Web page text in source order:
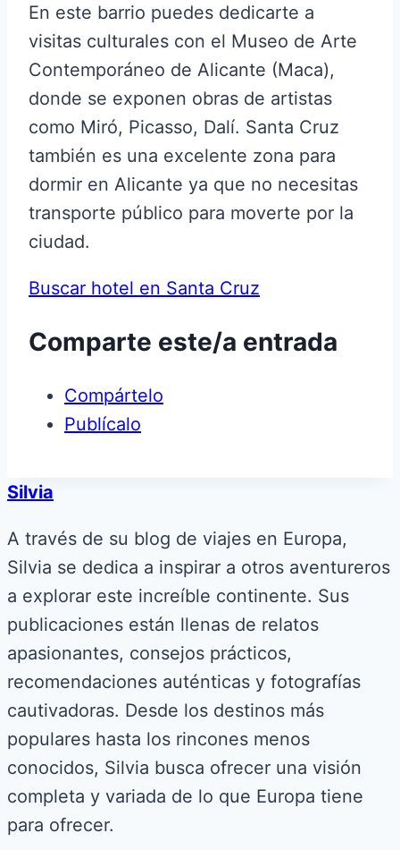
En este barrio puedes dedicarte a
visitas culturales con el Museo de Arte
Contemporáneo de Alicante (Maca),
donde se exponen obras de artistas
como Miró, Picasso, Dalí. Santa Cruz
también es una excelente zona para
dormir en Alicante ya que no necesitas
transporte público para moverte por la
ciudad.
Buscar hotel en Santa Cruz
Comparte este/a entrada
Compártelo
Publícalo
Silvia
A través de su blog de viajes en Europa,
Silvia se dedica a inspirar a otros aventureros
a explorar este increíble continente. Sus
publicaciones están llenas de relatos
apasionantes, consejos prácticos,
recomendaciones auténticas y fotografías
cautivadoras. Desde los destinos más
populares hasta los rincones menos
conocidos, Silvia busca ofrecer una visión
completa y variada de lo que Europa tiene
para ofrecer.